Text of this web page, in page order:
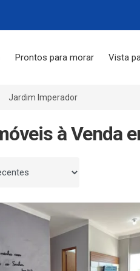
Prontos para morar Vista
Jardim Imperador
à Venda